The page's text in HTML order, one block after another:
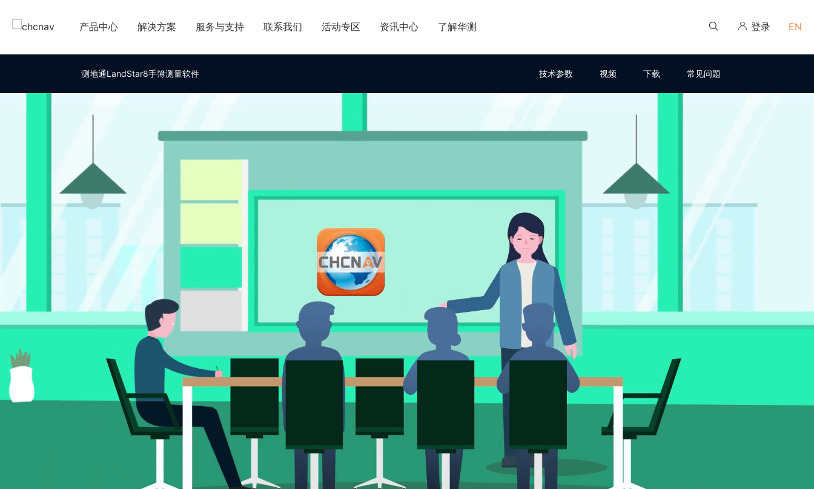
产品中心 解决方案 服务与支持
下载中心
伙伴培训学习平台
教学视频
伙伴培训学习平台
伙伴培训学习平台
伙伴培训学习平台
伙伴培训学习平台
伙伴培训学习平台
联系我们
国内授权经销
活动专区 资讯中心 了解华测
商业道德与反腐败政策
登录 EN
测地通LandStar8手簿测量软件 技术参数 视频 下载 常见问题